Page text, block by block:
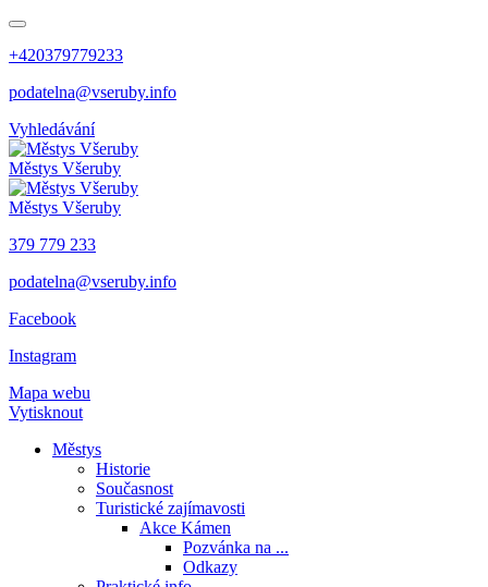
+420379779233
podatelna@vseruby.info
Vyhledávání
Městys Všeruby
Městys Všeruby
379 779 233
podatelna@vseruby.info
Facebook
Instagram
Mapa webu
Vytisknout
Městys
Historie
Současnost
Turistické zajímavosti
Akce Kámen
Pozvánka na ...
Odkazy